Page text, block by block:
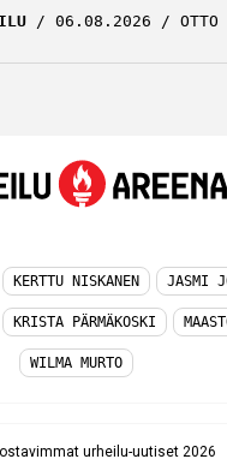
06.08.2026 OTTO
KERTTU NISKANEN JASMI
KRISTA PÄRMÄKOSKI
WILMA MURTO
urheilu-uutiset 2026